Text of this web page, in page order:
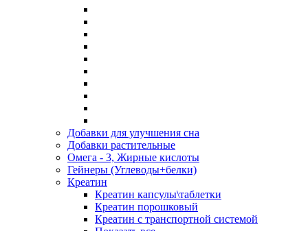
Добавки для улучшения сна
Добавки растительные
Омега - 3, Жирные кислоты
Гейнеры (Углеводы+белки)
Креатин
Креатин капсулы\таблетки
Креатин порошковый
Креатин с транспортной системой